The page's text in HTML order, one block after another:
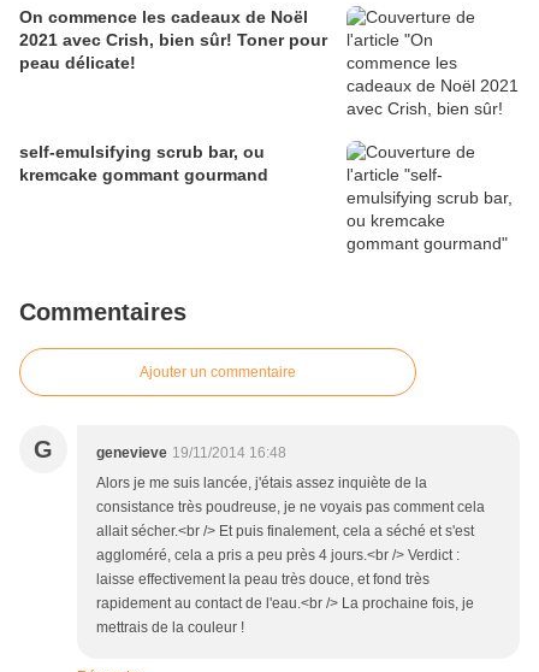
On commence les cadeaux de Noël
2021 avec Crish, bien sûr! Toner pour
peau délicate!
self-emulsifying scrub bar, ou
kremcake gommant gourmand
Commentaires
Ajouter un commentaire
G genevieve 19/11/2014 16:48
Alors je me suis lancée, j'étais assez inquiète de la
consistance très poudreuse, je ne voyais pas comment cela
allait sécher.<br /> Et puis finalement, cela a séché et s'est
aggloméré, cela a pris a peu près 4 jours.<br /> Verdict :
laisse effectivement la peau très douce, et fond très
rapidement au contact de l'eau.<br /> La prochaine fois, je
mettrais de la couleur !